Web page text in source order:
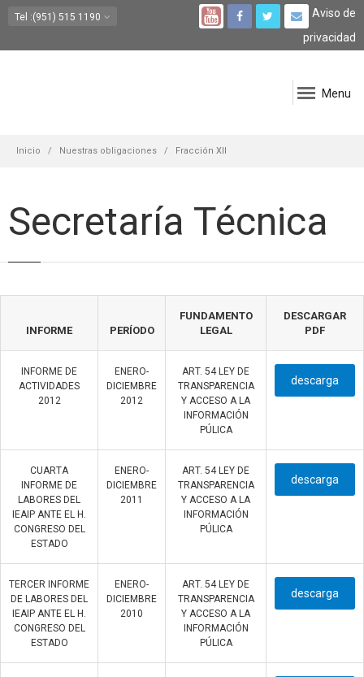
Tel :(951) 515 1190
Aviso de
privacidad
Menu
Inicio Nuestras obligaciones Fracción XII
Secretaría Técnica
INFORME PERÍODO
FUNDAMENTO
LEGAL
DESCARGAR
PDF
INFORME DE
ACTIVIDADES
2012
ENERO-
DICIEMBRE
2012
ART. 54 LEY DE
TRANSPARENCIA
Y ACCESO A LA
INFORMACIÓN
PÚLICA
descarga
CUARTA
INFORME DE
LABORES DEL
IEAIP ANTE EL H.
CONGRESO DEL
ESTADO
ENERO-
DICIEMBRE
2011
ART. 54 LEY DE
TRANSPARENCIA
Y ACCESO A LA
INFORMACIÓN
PÚLICA
descarga
TERCER INFORME
DE LABORES DEL
IEAIP ANTE EL H.
CONGRESO DEL
ESTADO
ENERO-
DICIEMBRE
2010
ART. 54 LEY DE
TRANSPARENCIA
Y ACCESO A LA
INFORMACIÓN
PÚLICA
descarga